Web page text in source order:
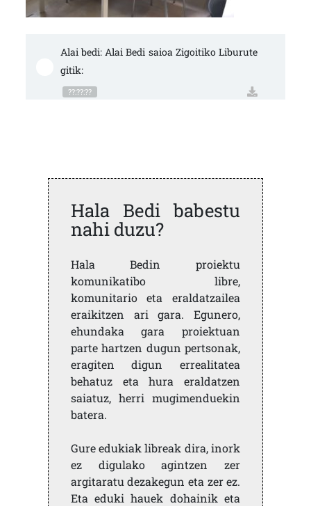
Alai bedi: Alai Bedi saioa Zigoitiko Liburute
gitik:
??:??:??
Hala Bedi babestu
nahi duzu?
Hala Bedin proiektu
komunikatibo libre,
komunitario eta eraldatzailea
eraikitzen ari gara. Egunero,
ehundaka gara proiektuan
parte hartzen dugun pertsonak,
eragiten digun errealitatea
behatuz eta hura eraldatzen
saiatuz, herri mugimenduekin
batera.
Gure edukiak libreak dira, inork
ez digulako agintzen zer
argitaratu dezakegun eta zer ez.
Eta eduki hauek dohainik eta